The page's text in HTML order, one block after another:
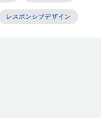
レスポンシブデザイン